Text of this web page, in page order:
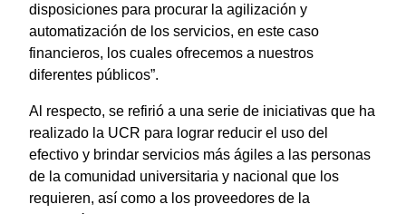
disposiciones para procurar la agilización y
automatización de los servicios, en este caso
financieros, los cuales ofrecemos a nuestros
diferentes públicos”.
Al respecto, se refirió a una serie de iniciativas que ha
realizado la UCR para lograr reducir el uso del
efectivo y brindar servicios más ágiles a las personas
de la comunidad universitaria y nacional que los
requieren, así como a los proveedores de la